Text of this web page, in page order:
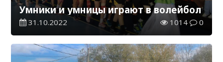
Умники и умницы играют в волейбол
31.10.2022 1014 0